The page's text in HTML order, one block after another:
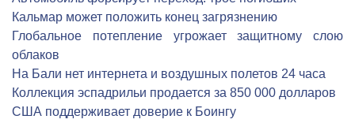
Кальмар может положить конец загрязнению
Глобальное потепление угрожает защитному слою
облаков
На Бали нет интернета и воздушных полетов 24 часа
Коллекция эспадрильи продается за 850 000 долларов
США поддерживает доверие к Боингу